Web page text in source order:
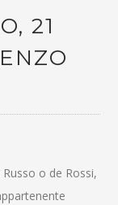
21
o de Rossi,